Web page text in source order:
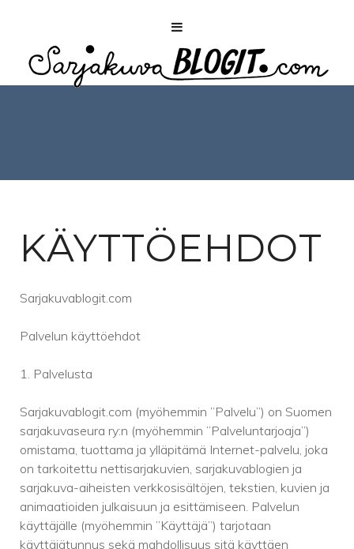
KÄYTTÖEHDOT
Sarjakuvablogit.com
Palvelun käyttöehdot
1. Palvelusta
Sarjakuvablogit.com (myöhemmin ”Palvelu”) on Suomen
sarjakuvaseura ry:n (myöhemmin ”Palveluntarjoaja”)
omistama, tuottama ja ylläpitämä Internet-palvelu, joka
on tarkoitettu nettisarjakuvien, sarjakuvablogien ja
sarjakuva-aiheisten verkkosisältöjen, tekstien, kuvien ja
animaatioiden julkaisuun ja esittämiseen. Palvelun
käyttäjälle (myöhemmin ”Käyttäjä”) tarjotaan
käyttäjätunnus sekä mahdollisuus sitä käyttäen